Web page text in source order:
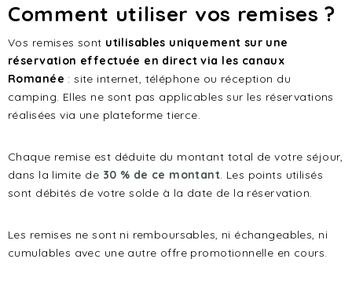
Comment utiliser vos remises ?
Vos remises sont utilisables uniquement sur une
réservation effectuée en direct via les canaux
Romanée : site internet, téléphone ou réception du
camping. Elles ne sont pas applicables sur les réservations
réalisées via une plateforme tierce.
Chaque remise est déduite du montant total de votre séjour,
dans la limite de 30 % de ce montant. Les points utilisés
sont débités de votre solde à la date de la réservation.
Les remises ne sont ni remboursables, ni échangeables, ni
cumulables avec une autre offre promotionnelle en cours.